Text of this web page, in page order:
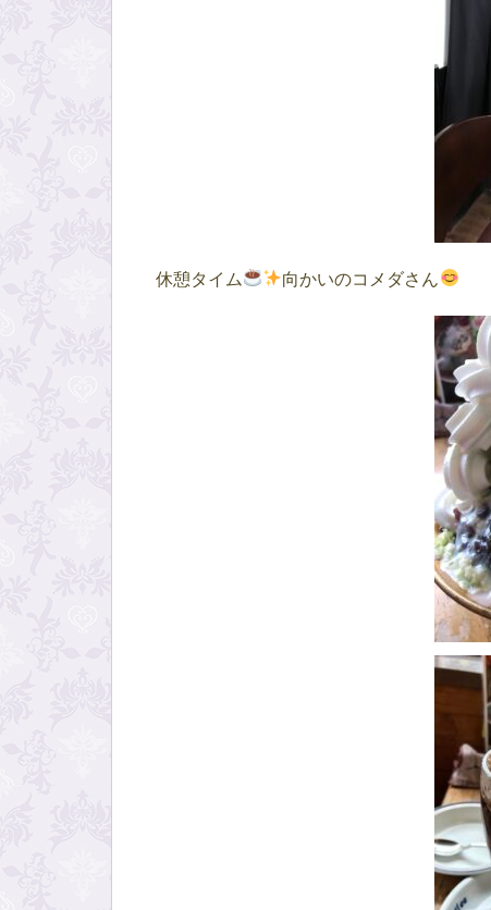
休憩タイム 向かいのコメダさん